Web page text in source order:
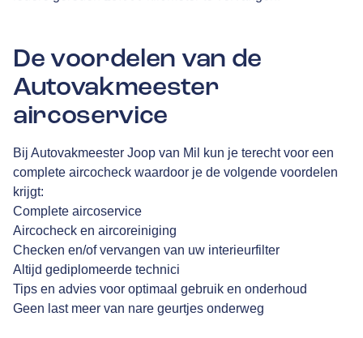
De voordelen van de
Autovakmeester
aircoservice
Bij Autovakmeester Joop van Mil kun je terecht voor een
complete aircocheck waardoor je de volgende voordelen
krijgt:
Complete aircoservice
Aircocheck en aircoreiniging
Checken en/of vervangen van uw interieurfilter
Altijd gediplomeerde technici
Tips en advies voor optimaal gebruik en onderhoud
Geen last meer van nare geurtjes onderweg